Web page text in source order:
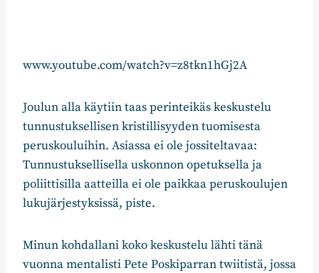
www.youtube.com/watch?v=z8tkn1hGj2A
Joulun alla käytiin taas perinteikäs keskustelu
tunnustuksellisen kristillisyyden tuomisesta
peruskouluihin. Asiassa ei ole jossiteltavaa:
Tunnustuksellisella uskonnon opetuksella ja
poliittisilla aatteilla ei ole paikkaa peruskoulujen
lukujärjestyksissä, piste.
Minun kohdallani koko keskustelu lähti tänä
vuonna mentalisti Pete Poskiparran twiitistä, jossa